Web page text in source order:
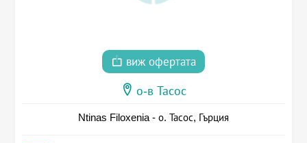
виж офертата
о-в Тасос
Ntinas Filoxenia - о. Тасос, Гърция